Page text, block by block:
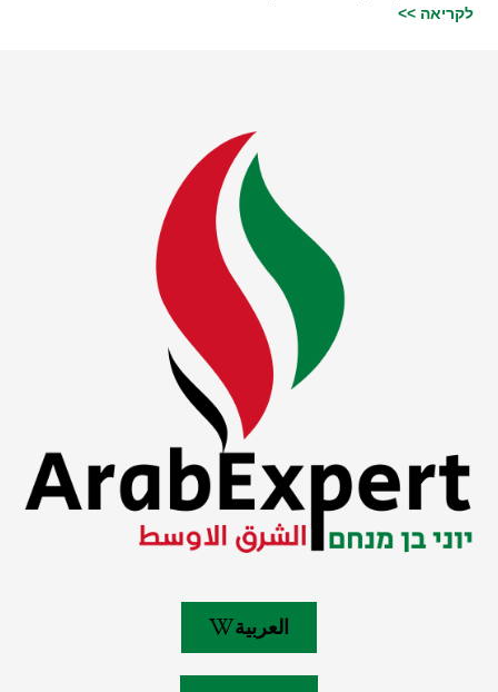
לקריאה >>
العربية